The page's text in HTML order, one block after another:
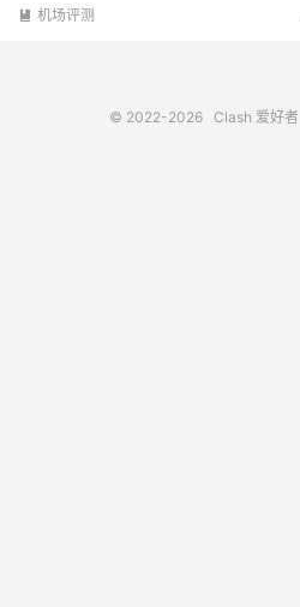
 机场评测
© 2022-2026 Clash 爱好者